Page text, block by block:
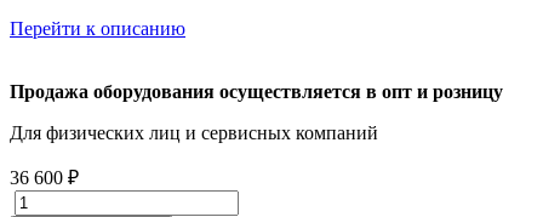
Перейти к описанию
Продажа оборудования осуществляется в опт и розницу
Для физических лиц и cервисных компаний
36 600 ₽